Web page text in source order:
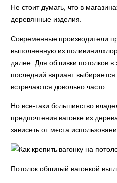
Не стоит думать, что в
деревянные изделия.
Современные производители
выполненную из
далее. Для обшивки потолков
последний вариант
встречаются довольно часто.
Но все-таки большинство
предпочтения вагонке из
зависеть от места
Потолок обшитый вагонкой